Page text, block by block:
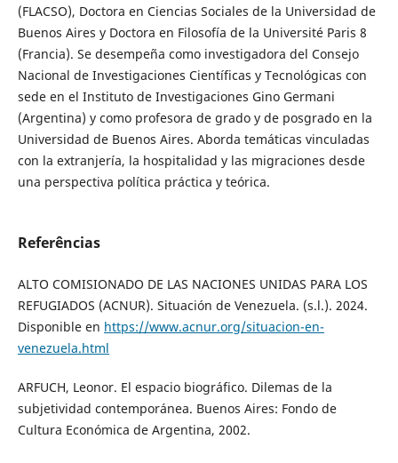
(FLACSO), Doctora en Ciencias Sociales de la Universidad de
Buenos Aires y Doctora en Filosofía de la Université Paris 8
(Francia). Se desempeña como investigadora del Consejo
Nacional de Investigaciones Científicas y Tecnológicas con
sede en el Instituto de Investigaciones Gino Germani
(Argentina) y como profesora de grado y de posgrado en la
Universidad de Buenos Aires. Aborda temáticas vinculadas
con la extranjería, la hospitalidad y las migraciones desde
una perspectiva política práctica y teórica.
Referências
ALTO COMISIONADO DE LAS NACIONES UNIDAS PARA LOS
REFUGIADOS (ACNUR). Situación de Venezuela. (s.l.). 2024.
Disponible en https://www.acnur.org/situacion-en-
venezuela.html
ARFUCH, Leonor. El espacio biográfico. Dilemas de la
subjetividad contemporánea. Buenos Aires: Fondo de
Cultura Económica de Argentina, 2002.